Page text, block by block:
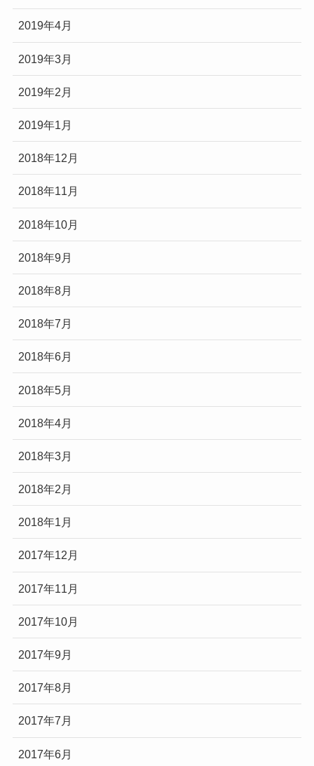
2019年4月
2019年3月
2019年2月
2019年1月
2018年12月
2018年11月
2018年10月
2018年9月
2018年8月
2018年7月
2018年6月
2018年5月
2018年4月
2018年3月
2018年2月
2018年1月
2017年12月
2017年11月
2017年10月
2017年9月
2017年8月
2017年7月
2017年6月